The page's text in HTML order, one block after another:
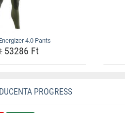
4.0 Pants
53286 Ft
PROGRESS